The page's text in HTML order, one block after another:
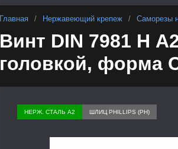
Главная / Нержавеющий крепеж / Саморезы
Винт DIN 7981 H
головкой, форма
НЕРЖ. СТАЛЬ А2 ШЛИЦ PHILLIPS (PH)